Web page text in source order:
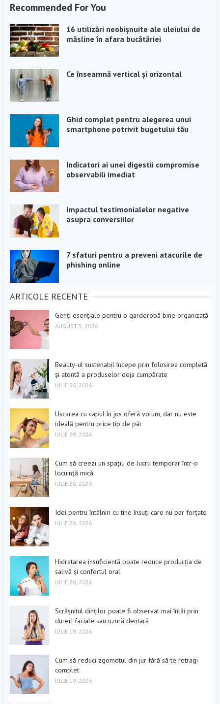
Recommended For You
16 utilizări neobișnuite ale uleiului de
măsline în afara bucătăriei
Ce înseamnă vertical și orizontal
Ghid complet pentru alegerea unui
smartphone potrivit bugetului tău
Indicatori ai unei digestii compromise
observabili imediat
Impactul testimonialelor negative
asupra conversiilor
7 sfaturi pentru a preveni atacurile de
phishing online
ARTICOLE RECENTE
Genți esențiale pentru o garderobă bine organizată
AUGUST 5, 2026
Beauty-ul sustenabil începe prin folosirea completă
și atentă a produselor deja cumpărate
IULIE 30, 2026
Uscarea cu capul în jos oferă volum, dar nu este
ideală pentru orice tip de păr
IULIE 29, 2026
Cum să creezi un spațiu de lucru temporar într-o
locuință mică
IULIE 28, 2026
Idei pentru întâlniri cu tine însuți care nu par forțate
IULIE 28, 2026
Hidratarea insuficientă poate reduce producția de
salivă și confortul oral
IULIE 20, 2026
Scrâșnitul dinților poate fi observat mai întâi prin
dureri faciale sau uzură dentară
IULIE 19, 2026
Cum să reduci zgomotul din jur fără să te retragi
complet
IULIE 19, 2026